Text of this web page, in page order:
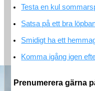
Testa en kul
Satsa på ett bra
Smidigt ha ett
Komma igång igen
Prenumerera gärna